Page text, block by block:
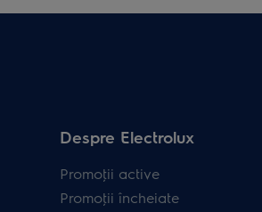
Despre Electrolux
Promoţii active
Promoţii încheiate